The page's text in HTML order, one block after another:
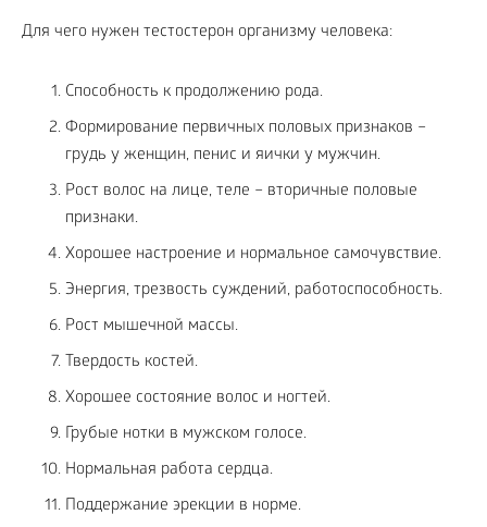
Для чего нужен тестостерон организму человека:
Способность к продолжению рода.
Формирование первичных половых признаков –
грудь у женщин, пенис и яички у мужчин.
Рост волос на лице, теле – вторичные половые
признаки.
Хорошее настроение и нормальное самочувствие.
Энергия, трезвость суждений, работоспособность.
Рост мышечной массы.
Твердость костей.
Хорошее состояние волос и ногтей.
Грубые нотки в мужском голосе.
Нормальная работа сердца.
Поддержание эрекции в норме.